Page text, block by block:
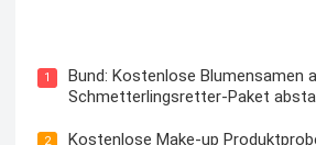
1
Bund: Kostenlose Blumensamen
Schmetterlingsretter-Paket
2 Kostenlose Make-up